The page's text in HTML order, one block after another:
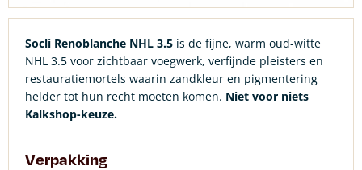
Socli Renoblanche NHL 3.5 is de fijne, warm oud-witte
NHL 3.5 voor zichtbaar voegwerk, verfijnde pleisters en
restauratiemortels waarin zandkleur en pigmentering
helder tot hun recht moeten komen. Niet voor niets
Kalkshop-keuze.
Verpakking